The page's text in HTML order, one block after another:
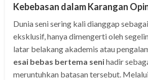
Kebebasan dalam Karangan
Dunia seni sering kali dianggap
eksklusif, hanya dimengerti oleh
latar belakang akademis atau
esai bebas bertema senihadir
meruntuhkan batasan tersebut.